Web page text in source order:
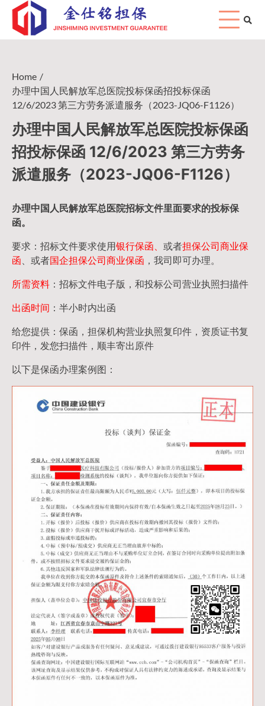
Skip
content
Home
办理中国人民解放军总医院投标保函招投标保函
12/6/2023 第三方劳务派遣服务（2023-JQ06-F1126）
办理中国人民解放军总医院投标保函
招投标保函 12/6/2023 第三方劳务
派遣服务（2023-JQ06-F1126）
办理中国人民解放军总医院招标文件里面要求的投标保
函。
要求：招标文件要求使用银行保函、 或者担保公司商业保
函 、或者国企担保公司商业保函 ，我司即可办理。
所需资料 ：招标文件电子版，和投标公司营业执照扫描件
出函时间 ：半小时内出函
给您提供：保函，担保机构营业执照复印件，资质证书复
印件，发您扫描件，顺丰寄出原件
以下是保函办理案例图：